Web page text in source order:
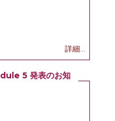
詳細...
5 発表のお知